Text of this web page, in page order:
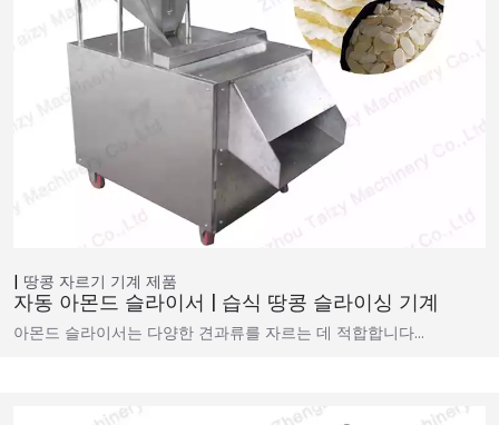
땅콩 자르기 기계 제품
자동 아몬드 슬라이서 | 습식 땅콩 슬라이싱 기계
아몬드 슬라이서는 다양한 견과류를 자르는 데 적합합니다…